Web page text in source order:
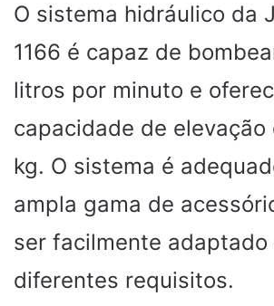
O sistema hidráulico da
1166 é capaz de
litros por minuto e
capacidade de elevação
kg. O sistema é
ampla gama de
ser facilmente adaptado
diferentes requisitos.